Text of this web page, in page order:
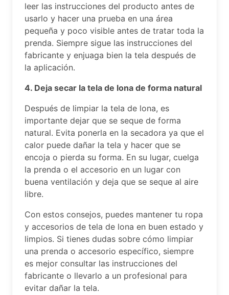
leer las instrucciones del producto antes de
usarlo y hacer una prueba en una área
pequeña y poco visible antes de tratar toda la
prenda. Siempre sigue las instrucciones del
fabricante y enjuaga bien la tela después de
la aplicación.
4. Deja secar la tela de lona de forma natural
Después de limpiar la tela de lona, es
importante dejar que se seque de forma
natural. Evita ponerla en la secadora ya que el
calor puede dañar la tela y hacer que se
encoja o pierda su forma. En su lugar, cuelga
la prenda o el accesorio en un lugar con
buena ventilación y deja que se seque al aire
libre.
Con estos consejos, puedes mantener tu ropa
y accesorios de tela de lona en buen estado y
limpios. Si tienes dudas sobre cómo limpiar
una prenda o accesorio específico, siempre
es mejor consultar las instrucciones del
fabricante o llevarlo a un profesional para
evitar dañar la tela.